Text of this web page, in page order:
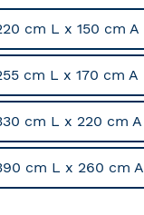
cm L x 150 cm A
cm L x 170 cm A
cm L x 220 cm A
cm L x 260 cm A